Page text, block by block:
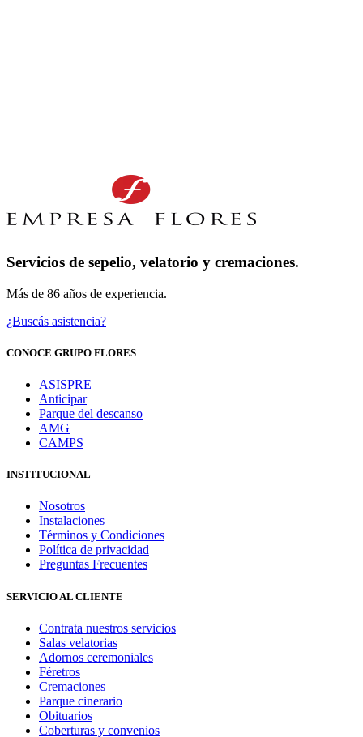
Servicios de sepelio, velatorio y cremaciones.
Más de 86 años de experiencia.
¿Buscás asistencia?
CONOCE GRUPO FLORES
ASISPRE
Anticipar
Parque del descanso
AMG
CAMPS
INSTITUCIONAL
Nosotros
Instalaciones
Términos y Condiciones
Política de privacidad
Preguntas Frecuentes
SERVICIO AL CLIENTE
Contrata nuestros servicios
Salas velatorias
Adornos ceremoniales
Féretros
Cremaciones
Parque cinerario
Obituarios
Coberturas y convenios